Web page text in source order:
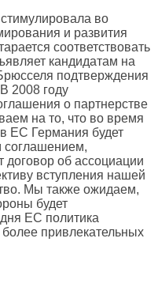
во
и развития
соответствовать
кандидатам на
подтверждения
2008 году
о партнерстве
на то, что во время
ЕС Германия будет
соглашением,
договор об ассоциации
вступления нашей
Мы также ожидаем,
будет
ЕС политика
привлекательных